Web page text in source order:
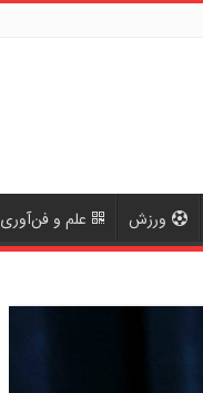
ورزش علم و فن‌آوری